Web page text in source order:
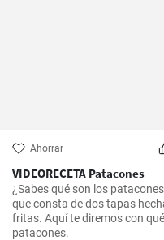
Ahorrar
VIDEORECETA Patacones
¿Sabes qué son los
que consta de dos tapas
fritas. Aquí te diremos con
patacones.